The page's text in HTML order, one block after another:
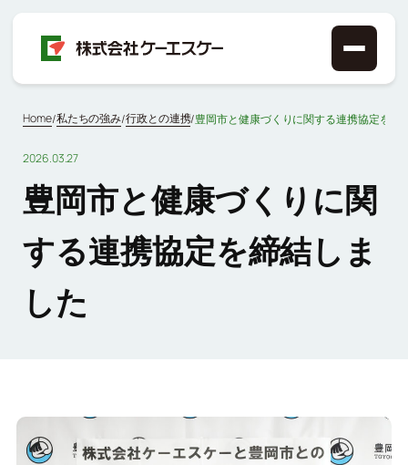
Home/私たちの強み/行政との連携/豊岡市と健康づくりに関する連携協定を締
2026.03.27
豊岡市と健康づくりに関
する連携協定を締結しま
した